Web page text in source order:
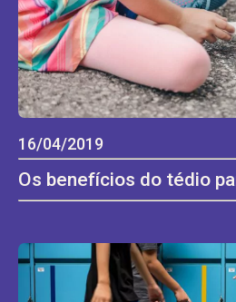
16/04/2019
Os benefícios do tédio